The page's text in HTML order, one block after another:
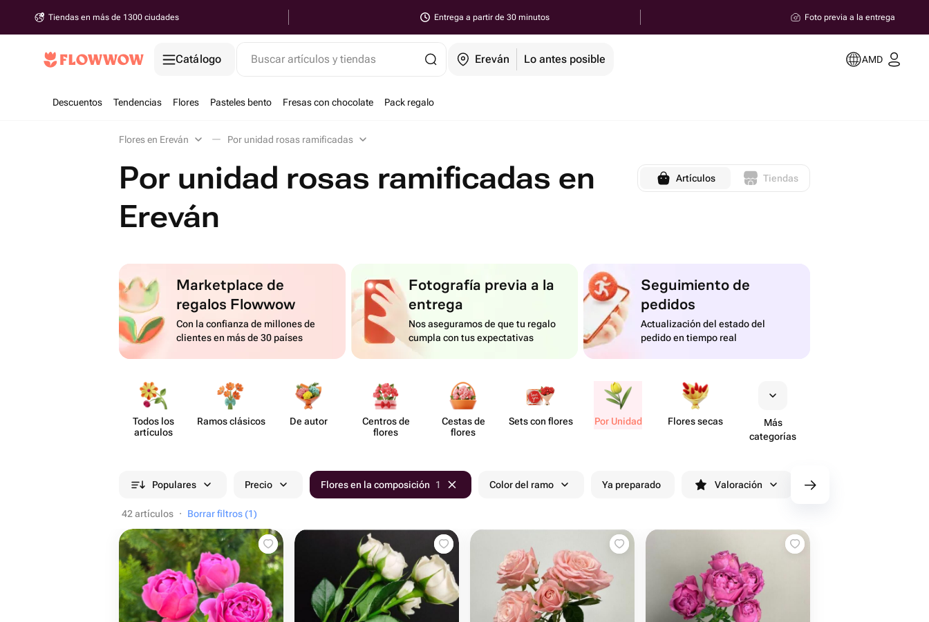
Tiendas en más de 1300 ciudades Entrega a partir de 30 minutos Foto previa a la entrega
Catálogo Buscar artículos y tiendas Ereván Lo antes posible AMD
Descuentos Tendencias Flores Pasteles bento Fresas con chocolate Pack regalo
Flores en Ereván Por unidad rosas ramificadas
Por unidad rosas ramificadas en
Ereván
Artículos Tiendas
Marketplace de
regalos Flowwow
Con la confianza de millones de
clientes en más de 30 países
Fotografía previa a la
entrega
Nos aseguramos de que tu regalo
cumpla con tus expectativas
Seguimiento de
pedidos
Actualización del estado del
pedido en tiempo real
Todos los
artículos
Ramos clásicos De autor
Centros de
flores
Cestas de
flores
Sets con flores Por Unidad Flores secas
Más
categorías
Populares Precio Flores en la composición 1 Color del ramo Ya preparado Valoración cv/filters/
42 artículos · Borrar filtros (1)